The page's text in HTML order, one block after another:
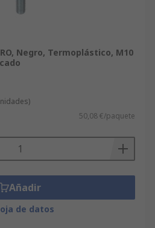
Negro, Termoplástico, M10
50,08 €/paquete
Añadir
de datos